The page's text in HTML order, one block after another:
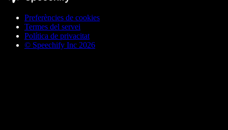
Preferències de cookies
Termes del servei
Política de privacitat
© Speechify Inc 2026